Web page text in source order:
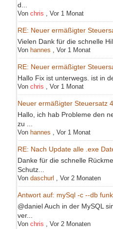
d...
Von chris Vor 1 Monat
RE: Neuer ermäßigter
Vielen Dank für die schnelle
Von hannes Vor 1 Monat
RE: Neuer ermäßigter
Hallo Fix ist unterwegs. ist in
Von chris Vor 1 Monat
Neuer ermäßigter Steuersatz
Hallo, ich hab Probleme den
zu ...
Von hannes Vor 1 Monat
RE: Nach Update alle .exe
Danke für die schnelle
Schutz...
Von daschurl Vor 2 Monaten
Antwort auf: mySql -c --db
@daniel Auch in der MySQL
ver...
Von chris Vor 2 Monaten